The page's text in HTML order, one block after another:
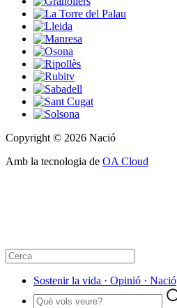
Copyright © 2026 Nació
Amb la tecnologia de OA Cloud
Sostenir la vida · Opinió · Nació